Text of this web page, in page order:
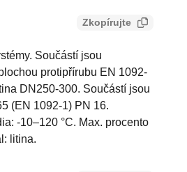
Zkopírujte
Součástí jsou
protipřírubu EN 1092-
DN250-300. Součástí jsou
(EN 1092-1) PN 16.
-10–120 °C. Max. procento
litina.